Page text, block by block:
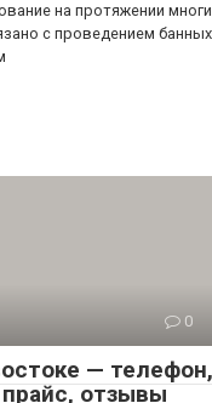
на протяжении
с проведением банных
0
— телефон,
прайс, отзывы